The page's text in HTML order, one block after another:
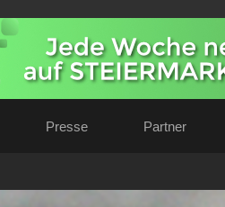
Presse Partner